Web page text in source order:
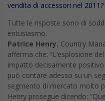
vendita di accessori nel 2011?
Tutte le risposte sono di
entusiasmo.
Patrice Henry, Country
afferma che: “L’esplosione
impatto decisamente
può contare adesso su un
segmento di mercato molto
Henry prosegue dicendo: